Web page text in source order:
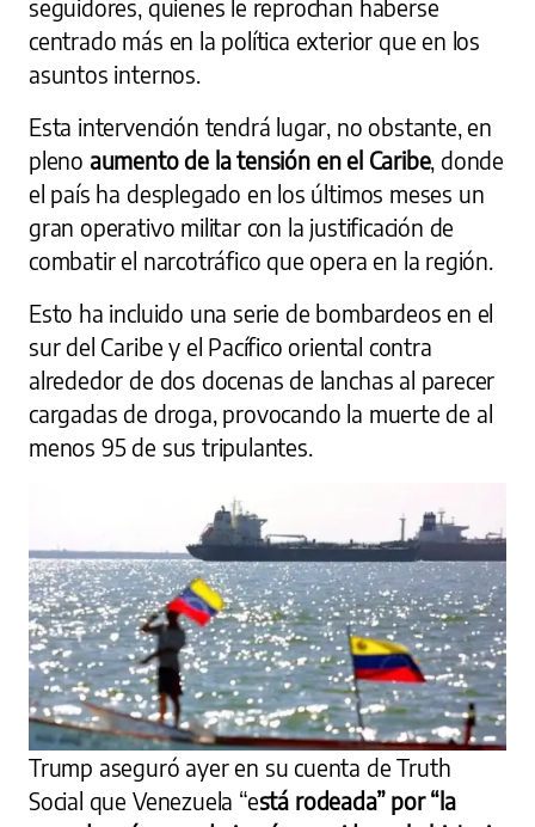
seguidores, quienes le reprochan haberse
centrado más en la política exterior que en los
asuntos internos.
Esta intervención tendrá lugar, no obstante, en
pleno aumento de la tensión en el Caribe, donde
el país ha desplegado en los últimos meses un
gran operativo militar con la justificación de
combatir el narcotráfico que opera en la región.
Esto ha incluido una serie de bombardeos en el
sur del Caribe y el Pacífico oriental contra
alrededor de dos docenas de lanchas al parecer
cargadas de droga, provocando la muerte de al
menos 95 de sus tripulantes.
Trump aseguró ayer en su cuenta de Truth
Social que Venezuela “está rodeada” por “la